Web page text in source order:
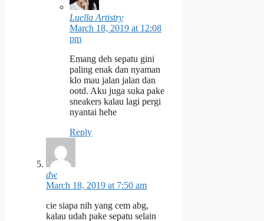
Luella Artistry
March 18, 2019 at 12:08
pm
Emang deh sepatu gini
paling enak dan nyaman
klo mau jalan jalan dan
ootd. Aku juga suka pake
sneakers kalau lagi pergi
nyantai hehe
Reply
dw
March 18, 2019 at 7:50 am
cie siapa nih yang cem abg,
kalau udah pake sepatu selain